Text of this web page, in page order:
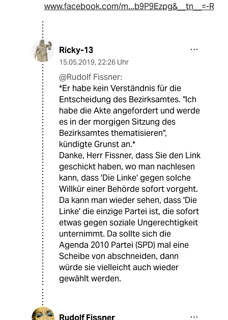
www.facebook.com/m...b9P9Ezpg&__tn__=-R
Ricky-13
15.05.2019, 22:26 Uhr
@Rudolf Fissner:
*Er habe kein Verständnis für die
Entscheidung des Bezirksamtes. "Ich
habe die Akte angefordert und werde
es in der morgigen Sitzung des
Bezirksamtes thematisieren",
kündigte Grunst an.*
Danke, Herr Fissner, dass Sie den Link
geschickt haben, wo man nachlesen
kann, dass 'Die Linke' gegen solche
Willkür einer Behörde sofort vorgeht.
Da kann man wieder sehen, dass 'Die
Linke' die einzige Partei ist, die sofort
etwas gegen soziale Ungerechtigkeit
unternimmt. Da sollte sich die
Agenda 2010 Partei (SPD) mal eine
Scheibe von abschneiden, dann
würde sie vielleicht auch wieder
gewählt werden.